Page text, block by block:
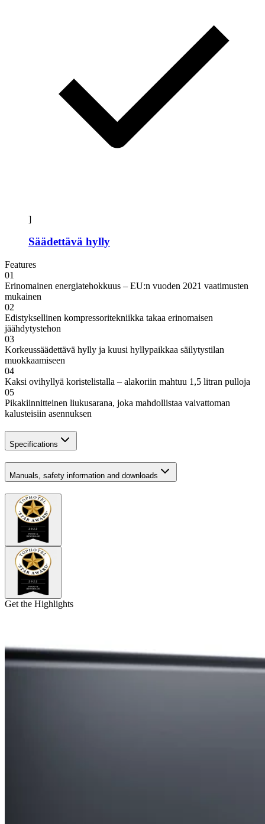
]
Säädettävä hylly
Features
01
Erinomainen energiatehokkuus – EU:n vuoden 2021 vaatimusten
mukainen
02
Edistyksellinen kompressoritekniikka takaa erinomaisen
jäähdytystehon
03
Korkeussäädettävä hylly ja kuusi hyllypaikkaa säilytystilan
muokkaamiseen
04
Kaksi ovihyllyä koristelistalla – alakoriin mahtuu 1,5 litran pulloja
05
Pikakiinnitteinen liukusarana, joka mahdollistaa vaivattoman
kalusteisiin asennuksen
Specifications
Manuals, safety information and downloads
Get the Highlights